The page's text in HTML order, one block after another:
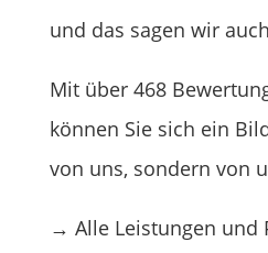
und das sagen wir
Mit über 468
können Sie sich ein
von uns, sondern von
→ Alle Leistungen und